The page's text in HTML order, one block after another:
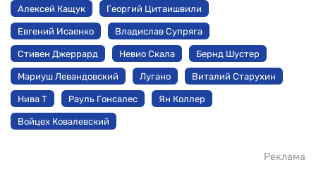
Алексей Кащук Георгий Цитаишвили
Евгений Исаенко Владислав Супряга
Стивен Джеррард Невио Скала Бернд Шустер
Мариуш Левандовский Лугано Виталий Старухин
Нива Т Рауль Гонсалес Ян Коллер
Войцех Ковалевский
Реклама